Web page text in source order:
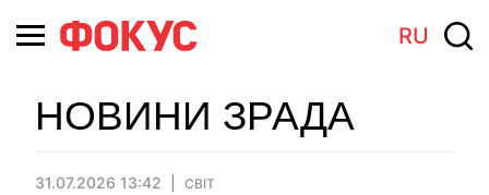
RU
НОВИНИ ЗРАДА
31.07.2026 13:42 СВІТ